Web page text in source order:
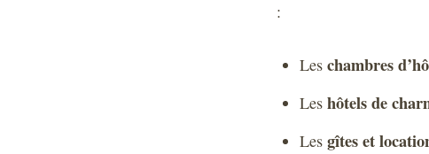
:
Les chambres
Les hôtels de
Les gîtes et